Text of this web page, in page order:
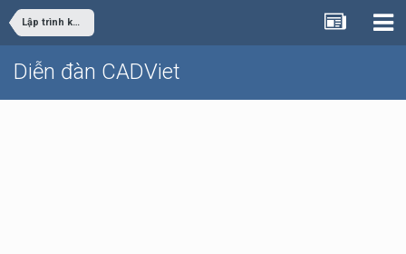
Lập trình khác
Diễn đàn CADViet